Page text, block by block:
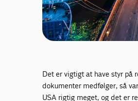
Det er vigtigt at have styr på
dokumenter medfølger, så
USA rigtig meget, og det er